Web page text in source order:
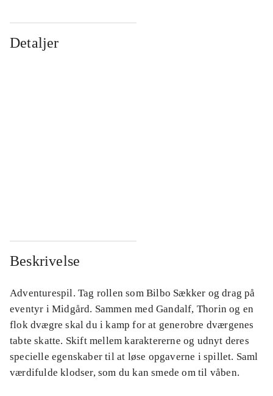
Detaljer
Beskrivelse
Adventurespil. Tag rollen som Bilbo Sækker og drag på
eventyr i Midgård. Sammen med Gandalf, Thorin og en
flok dvægre skal du i kamp for at generobre dværgenes
tabte skatte. Skift mellem karaktererne og udnyt deres
specielle egenskaber til at løse opgaverne i spillet. Saml
værdifulde klodser, som du kan smede om til våben.